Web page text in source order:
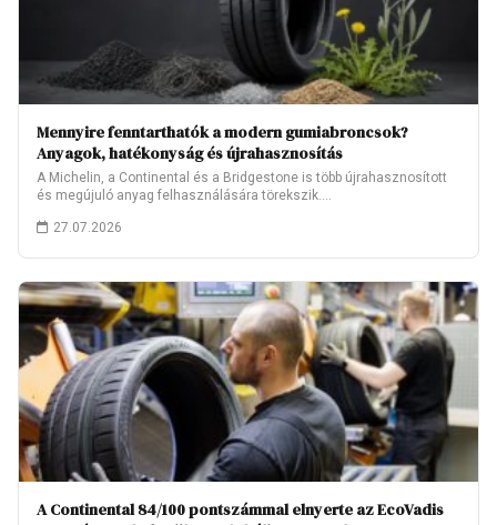
Mennyire fenntarthatók a modern gumiabroncsok?
Anyagok, hatékonyság és újrahasznosítás
A Michelin, a Continental és a Bridgestone is több újrahasznosított
és megújuló anyag felhasználására törekszik.…
27.07.2026
A Continental 84/100 pontszámmal elnyerte az EcoVadis